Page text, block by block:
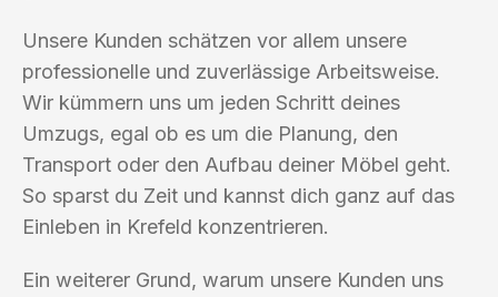
Unsere Kunden schätzen vor allem unsere
professionelle und zuverlässige Arbeitsweise.
Wir kümmern uns um jeden Schritt deines
Umzugs, egal ob es um die Planung, den
Transport oder den Aufbau deiner Möbel geht.
So sparst du Zeit und kannst dich ganz auf das
Einleben in Krefeld konzentrieren.
Ein weiterer Grund, warum unsere Kunden uns